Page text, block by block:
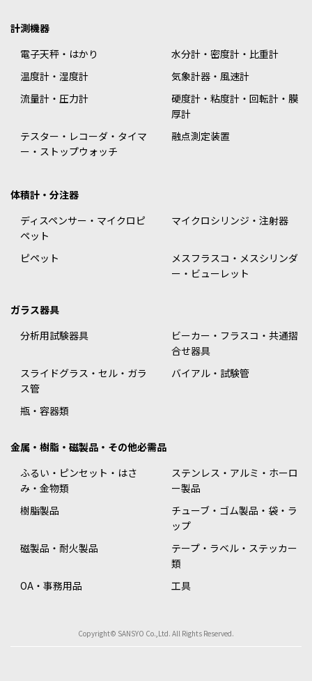
計測機器
電子天秤・はかり
水分計・密度計・比重計
温度計・湿度計
気象計器・風速計
流量計・圧力計
硬度計・粘度計・回転計・膜
厚計
テスター・レコーダ・タイマ
ー・ストップウォッチ
融点測定装置
体積計・分注器
ディスペンサー・マイクロピ
ペット
マイクロシリンジ・注射器
ピペット
メスフラスコ・メスシリンダ
ー・ビューレット
ガラス器具
分析用試験器具
ビーカー・フラスコ・共通摺
合せ器具
スライドグラス・セル・ガラ
ス管
バイアル・試験管
瓶・容器類
金属・樹脂・磁製品・その他必需品
ふるい・ピンセット・はさ
み・金物類
ステンレス・アルミ・ホーロ
ー製品
樹脂製品
チューブ・ゴム製品・袋・ラ
ップ
磁製品・耐火製品
テープ・ラベル・ステッカー
類
OA・事務用品
工具
Copyright© SANSYO Co.,Ltd. All Rights Reserved.